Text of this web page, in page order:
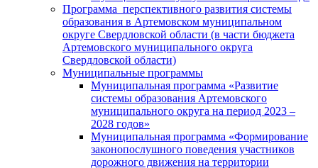
Программа перспективного развития системы
образования в Артемовском муниципальном
округе Свердловской области (в части бюджета
Артемовского муниципального округа
Свердловской области)
Муниципальные программы
Муниципальная программа «Развитие
системы образования Артемовского
муниципального округа на период 2023 –
2028 годов»
Муниципальная программа «Формирование
законопослушного поведения участников
дорожного движения на территории